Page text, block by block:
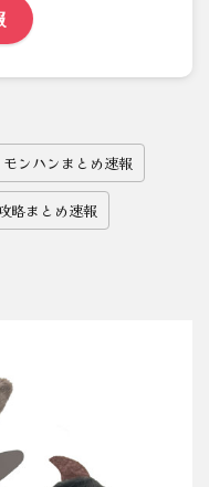
モンハンまとめ速報
略まとめ速報